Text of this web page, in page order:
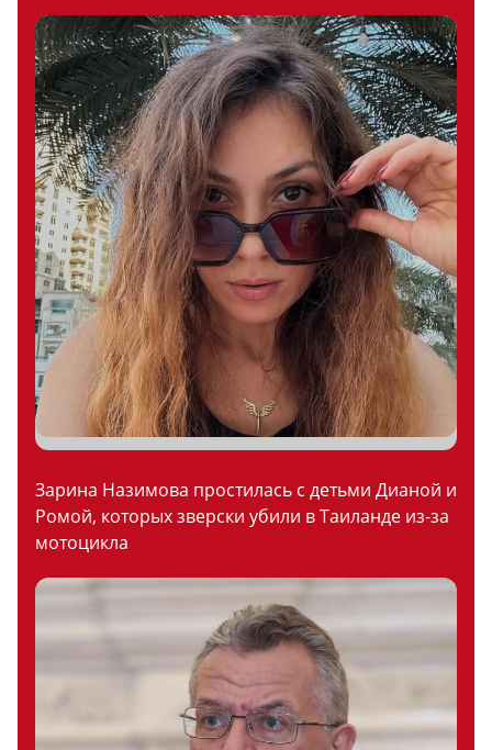
Зарина Назимова простилась с детьми Дианой и
Ромой, которых зверски убили в Таиланде из-за
мотоцикла